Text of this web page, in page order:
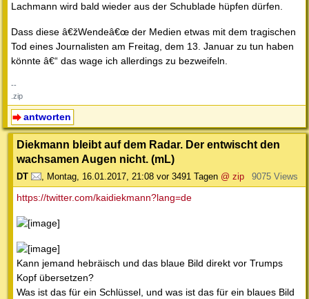
Lachmann wird bald wieder aus der Schublade hüpfen dürfen.
Dass diese â€žWendeâ€œ der Medien etwas mit dem tragischen
Tod eines Journalisten am Freitag, dem 13. Januar zu tun haben
könnte â€“ das wage ich allerdings zu bezweifeln.
--
.zip
antworten
Diekmann bleibt auf dem Radar. Der entwischt den
wachsamen Augen nicht. (mL)
DT , Montag, 16.01.2017, 21:08 vor 3491 Tagen @ zip 9075 Views
https://twitter.com/kaidiekmann?lang=de
Kann jemand hebräisch und das blaue Bild direkt vor Trumps
Kopf übersetzen?
Was ist das für ein Schlüssel, und was ist das für ein blaues Bild